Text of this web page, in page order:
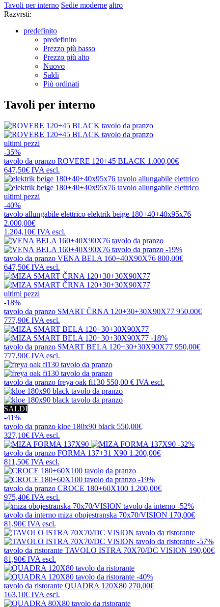
Tavoli per interno Sedie moderne altro
Razvrsti:
predefinito
predefinito
Prezzo più basso
Prezzo più alto
Nuovo
Saldi
Più ordinati
Tavoli per interno
ultimi pezzi
-35%
tavolo da pranzo ROVERE 120+45 BLACK 1.000,00€
647,50€ IVA escl.
ultimi pezzi
-40%
tavolo allungabile elettrico elektrik beige 180+40+40x95x76
2.000,00€
1.204,10€ IVA escl.
-19%
tavolo da pranzo VENA BELA 160+40X90X76 800,00€
647,50€ IVA escl.
ultimi pezzi
-18%
tavolo da pranzo SMART ČRNA 120+30+30X90X77 950,00€
777,90€ IVA escl.
-18%
tavolo da pranzo SMART BELA 120+30+30X90X77 950,00€
777,90€ IVA escl.
tavolo da pranzo freya oak fi130 550,00 € IVA escl.
SALDI
-41%
tavolo da pranzo kloe 180x90 black 550,00€
327,10€ IVA escl.
-32%
tavolo da pranzo FORMA 137+31 X90 1.200,00€
811,50€ IVA escl.
-19%
tavolo da pranzo CROCE 180+60X100 1.200,00€
975,40€ IVA escl.
-52%
tavolo da interno miza obojestranska 70x70/VISION 170,00€
81,90€ IVA escl.
-57%
tavolo da ristorante TAVOLO ISTRA 70X70/DC VISION 190,00€
81,90€ IVA escl.
-40%
tavolo da ristorante QUADRA 120X80 270,00€
163,10€ IVA escl.